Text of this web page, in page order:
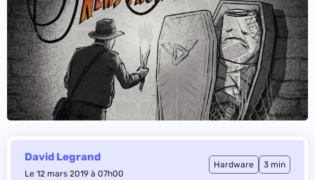
David Legrand
Le 12 mars 2019 à 07h00
Hardware 3 min